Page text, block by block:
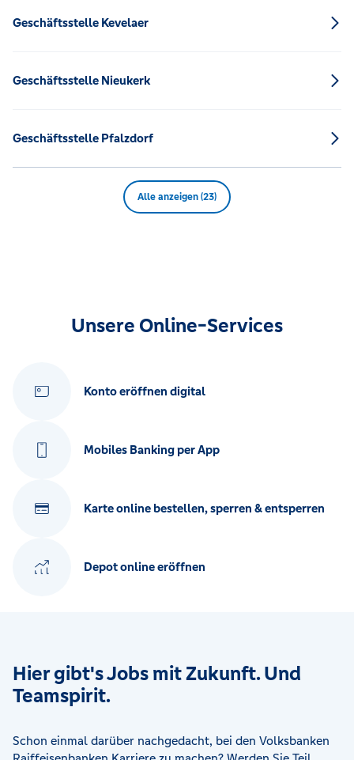
Geschäftsstelle Kevelaer
Geschäftsstelle Nieukerk
Geschäftsstelle Pfalzdorf
Alle anzeigen (23)
Unsere Online-Services
Konto eröffnen digital
Mobiles Banking per App
Karte online bestellen, sperren & entsperren
Depot online eröffnen
Hier gibt's Jobs mit Zukunft. Und
Teamspirit.
Schon einmal darüber nachgedacht, bei den Volksbanken